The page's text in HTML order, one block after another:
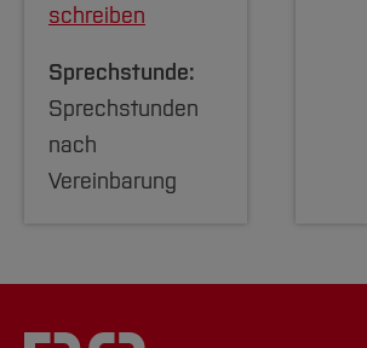
schreiben
Sprechstunde:
Sprechstunden
nach
Vereinbarung